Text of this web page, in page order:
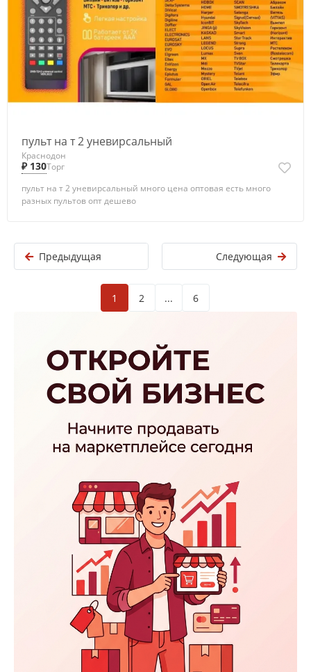
пульт на т 2 уневирсальный
Краснодон
₽ 130Торг
пульт на т 2 уневирсальный много цена оптовая есть много
разных пультов опт дешево
Предыдущая Следующая
1 2 ... 6